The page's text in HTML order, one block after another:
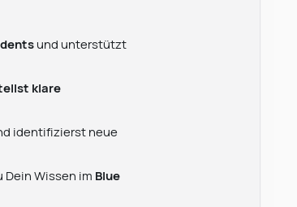
und unterstützt
klare
identifizierst neue
Dein Wissen im Blue